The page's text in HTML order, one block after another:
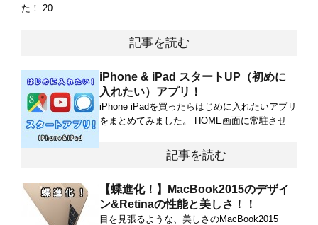
た！ 20
記事を読む
iPhone & iPad スタートUP（初めに
入れたい）アプリ！
iPhone iPadを買ったらはじめに入れたいアプリ
をまとめてみました。 HOME画面に常駐させ
記事を読む
【蝶進化！】MacBook2015のデザイ
ン&Retinaの性能と美しさ！！
目を見張るような、美しさのMacBook2015